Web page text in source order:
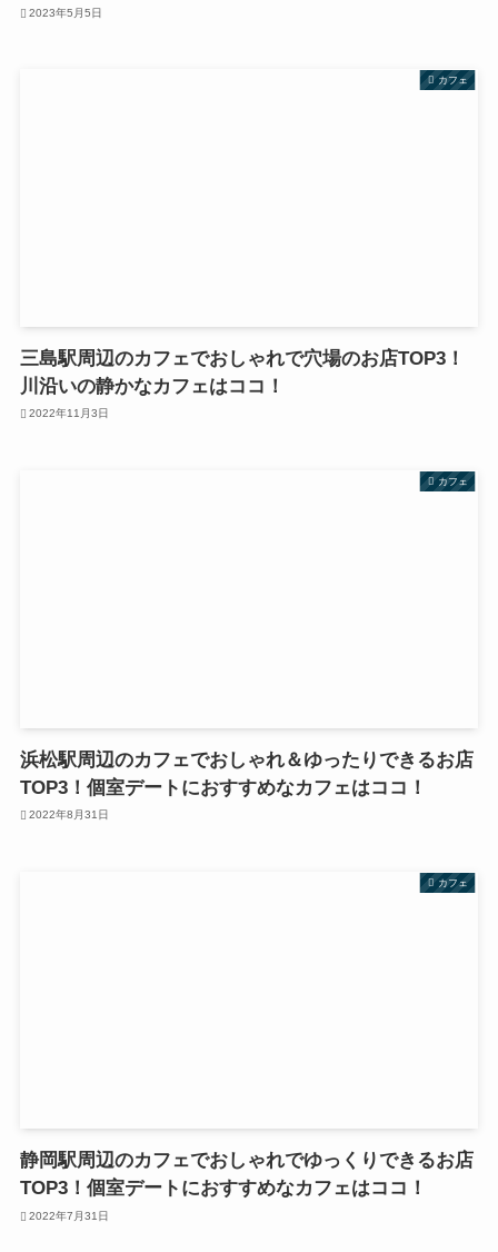
2023年5月5日
カフェ
三島駅周辺のカフェでおしゃれで穴場のお店TOP3！
川沿いの静かなカフェはココ！
2022年11月3日
カフェ
浜松駅周辺のカフェでおしゃれ＆ゆったりできるお店
TOP3！個室デートにおすすめなカフェはココ！
2022年8月31日
カフェ
静岡駅周辺のカフェでおしゃれでゆっくりできるお店
TOP3！個室デートにおすすめなカフェはココ！
2022年7月31日